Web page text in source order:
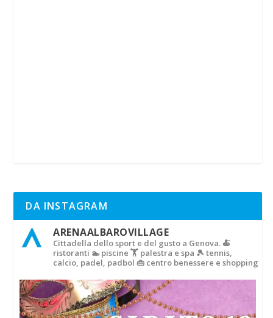
DA INSTAGRAM
ARENAALBAROVILLAGE
Cittadella dello sport e del gusto a Genova.🍝
ristoranti 🏊 piscine 🏋‍ palestra e spa 🎾 tennis,
calcio, padel, padbol 👜 centro benessere e shopping